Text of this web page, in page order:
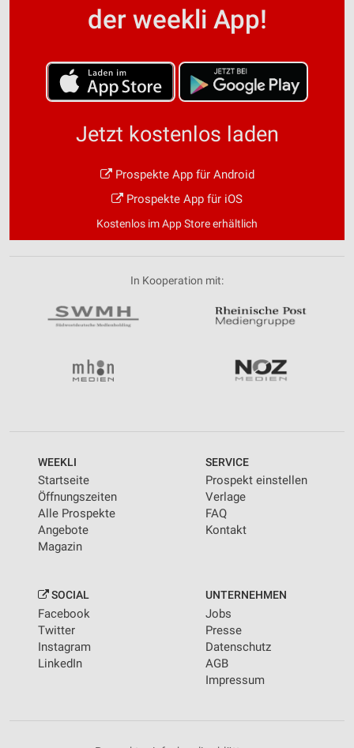
der weekli App!
Jetzt kostenlos laden
Prospekte App für Android
Prospekte App für iOS
Kostenlos im App Store erhältlich
In Kooperation mit:
WEEKLI
Startseite
Öffnungszeiten
Alle Prospekte
Angebote
Magazin
SERVICE
Prospekt einstellen
Verlage
FAQ
Kontakt
SOCIAL
Facebook
Twitter
Instagram
LinkedIn
UNTERNEHMEN
Jobs
Presse
Datenschutz
AGB
Impressum